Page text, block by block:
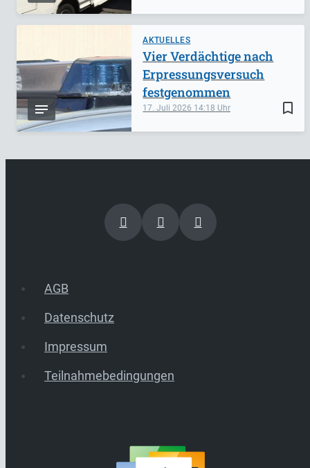
AKTUELLES
bookmark_border
17. Juli 2026 14:18
Vier Verdächtige nach
Erpressungsversuch
festgenommen
AGB
Datenschutz
Impressum
Teilnahmebedingungen